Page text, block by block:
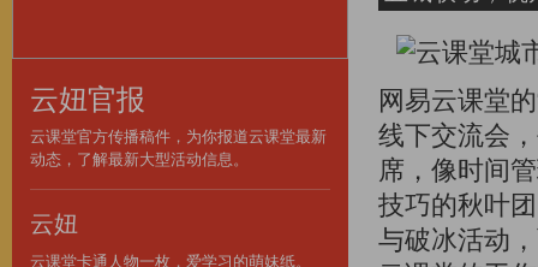
云妞官报
云课堂官方传播稿件，为你报道云课堂最新
动态，了解最新大型活动信息。
云妞
云课堂卡通人物一枚，爱学习的萌妹纸。
网易云课堂
线下交流会
席，像时间
技巧的秋叶
与破冰活动